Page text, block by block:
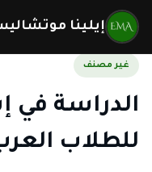
إيلينا
غير مصنف
الدراسة في
للطلاب